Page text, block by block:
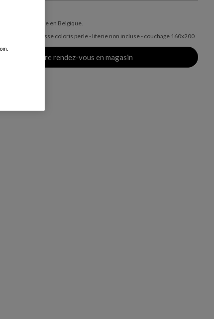
livraison, valable en Belgique.
en cuir tendresse coloris perle - literie non incluse - couchage 160x200
Prendre rendez-vous en magasin